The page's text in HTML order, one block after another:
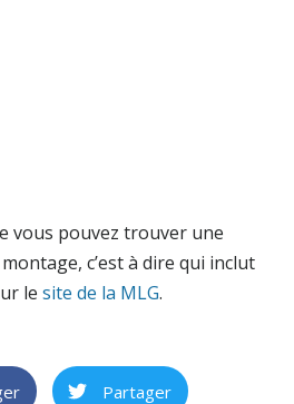
vous pouvez trouver une
c’est à dire qui inclut
le site de la MLG.
Partager